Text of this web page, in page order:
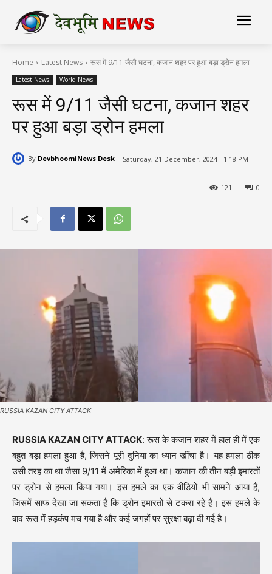
Home Latest News रूस में 9/11 जैसी घटना, कजान शहर पर हुआ बड़ा ड्रोन हमला
Latest News World News
रूस में 9/11 जैसी घटना, कजान शहर
पर हुआ बड़ा ड्रोन हमला
By DevbhoomiNews Desk Saturday, 21 December, 2024 - 1:18 PM
0
121
RUSSIA KAZAN CITY ATTACK
RUSSIA KAZAN CITY ATTACK: रूस के कजान शहर में हाल ही में एक
बहुत बड़ा हमला हुआ है, जिसने पूरी दुनिया का ध्यान खींचा है। यह हमला ठीक
उसी तरह का था जैसा 9/11 में अमेरिका में हुआ था। कजान की तीन बड़ी इमारतों
पर ड्रोन से हमला किया गया। इस हमले का एक वीडियो भी सामने आया है,
जिसमें साफ देखा जा सकता है कि ड्रोन इमारतों से टकरा रहे हैं। इस हमले के
बाद रूस में हड़कंप मच गया है और कई जगहों पर सुरक्षा बढ़ा दी गई है।